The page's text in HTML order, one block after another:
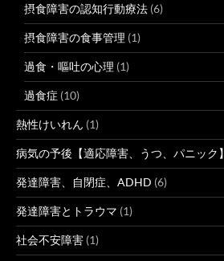
摂食障害の認知行動療法 (6)
摂食障害の食事管理 (1)
過食・嘔吐の心理 (1)
過食症 (10)
熱性けいれん (1)
病気の予後【適応障害、うつ、パニック】
発達障害、自閉症、ADHD (6)
発達障害とトラウマ (1)
社会不安障害 (1)